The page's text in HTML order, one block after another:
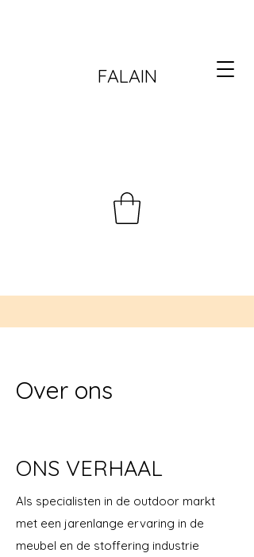
FALAIN
Over ons
ONS VERHAAL
Als specialisten in de outdoor markt
met een jarenlange ervaring in de
meubel en de stoffering industrie